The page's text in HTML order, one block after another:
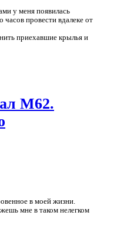
у меня появилась
часов провести вдалеке от
приехавшие крылья и
М62.
в моей жизни.
мне в таком нелегком